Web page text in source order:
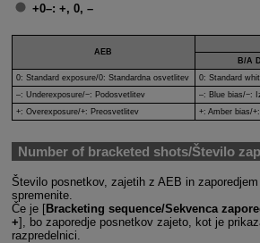
+0–: +, 0, –
AEB
B/A
0: Standard exposure/0: Standardna osvetlitev 0: Standard
–: Underexposure/−: Podosvetlitev –: Blue bias/−:
+: Overexposure/+: Preosvetlitev +: Amber bias/
Number of bracketed shots/Število
Število posnetkov, zajetih z AEB in
spremenite.
Če je [Bracketing sequence/Sekvenca
+], bo zaporedje posnetkov zajeto, kot je
razpredelnici.